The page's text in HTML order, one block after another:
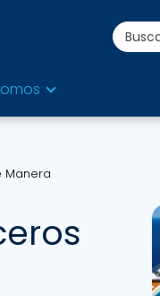
Manera